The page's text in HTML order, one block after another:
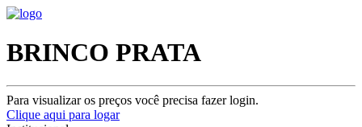
BRINCO PRATA
Para visualizar os preços você precisa fazer login.
Clique aqui para logar